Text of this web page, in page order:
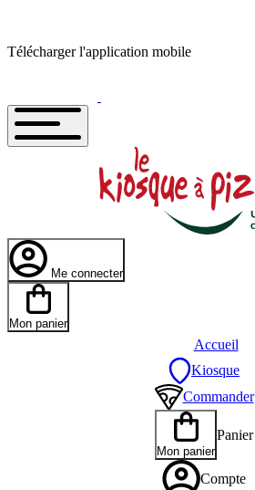
Télécharger l'application mobile
Me connecter
Mon panier
Accueil
Kiosque
Commander
Mon panier
Panier
Compte